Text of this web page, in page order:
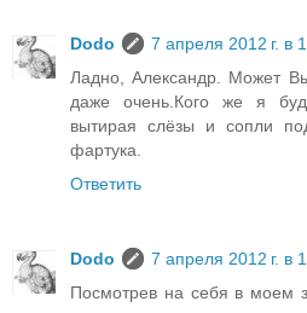
Dodo
7 апреля 2012 г. в
Ладно, Александр. Может
даже очень.Кого же я
вытирая слёзы и сопли
фартука.
Ответить
Dodo
7 апреля 2012 г. в
Посмотрев на себя в моем